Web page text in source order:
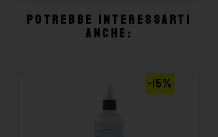
Potrebbe interessarti
anche:
-15%